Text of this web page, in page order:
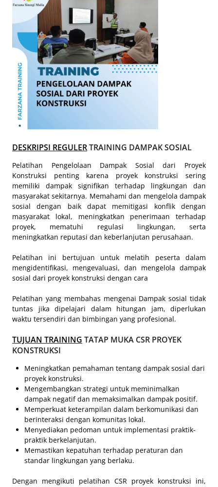
DESKRIPSI REGULERTRAINING DAMPAK SOSIAL
Pelatihan Pengelolaan Dampak Sosial dari Proyek
Konstruksi penting karena proyek konstruksi sering
memiliki dampak signifikan terhadap lingkungan dan
masyarakat sekitarnya. Memahami dan mengelola dampak
sosial dengan baik dapat memitigasi konflik dengan
masyarakat lokal, meningkatkan penerimaan terhadap
proyek, mematuhi regulasi lingkungan, serta
meningkatkan reputasi dan keberlanjutan perusahaan.
Pelatihan ini bertujuan untuk melatih peserta dalam
mengidentifikasi, mengevaluasi, dan mengelola dampak
sosial dari proyek konstruksi dengan cara
Pelatihan yang membahas mengenai Dampak sosial tidak
tuntas jika dipelajari dalam hitungan jam, diperlukan
waktu tersendiri dan bimbingan yang profesional.
TUJUAN TRAINING TATAP MUKA CSR PROYEK
KONSTRUKSI
Meningkatkan pemahaman tentang dampak sosial dari
proyek konstruksi.
Mengembangkan strategi untuk meminimalkan
dampak negatif dan memaksimalkan dampak positif.
Memperkuat keterampilan dalam berkomunikasi dan
berinteraksi dengan komunitas lokal.
Menyediakan pedoman untuk implementasi praktik-
praktik berkelanjutan.
Memastikan kepatuhan terhadap peraturan dan
standar lingkungan yang berlaku.
Dengan mengikuti pelatihan CSR proyek konstruksi ini,